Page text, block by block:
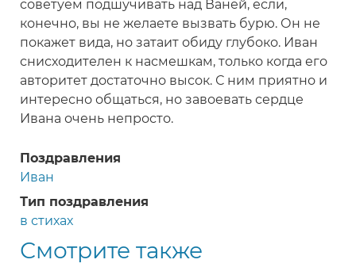
советуем подшучивать над Ваней, если,
конечно, вы не желаете вызвать бурю. Он не
покажет вида, но затаит обиду глубоко. Иван
снисходителен к насмешкам, только когда его
авторитет достаточно высок. С ним приятно и
интересно общаться, но завоевать сердце
Ивана очень непросто.
Поздравления
Иван
Тип поздравления
в стихах
Смотрите также